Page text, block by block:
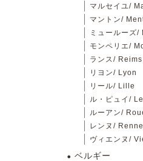
マルセイユ/
マントン/
ミュールーズ
モンペリエ/
ランス/ Reims
リヨン/ Lyon
リール/ Lille
ル・ピュイ/
ルーアン/
レンヌ/
ヴィエンヌ/
ベルギー